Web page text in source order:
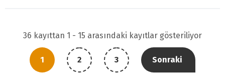
36 kayıttan 1 - 15 arasındaki kayıtlar gösteriliyor
1 2 3 Sonraki